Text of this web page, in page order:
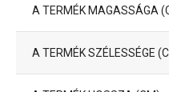
A TERMÉK MAGASSÁGA
A TERMÉK SZÉLESSÉGE